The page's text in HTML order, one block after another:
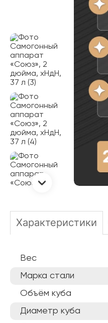
Характеристики
Вес
Марка стали
Объём куба
Диаметр куба